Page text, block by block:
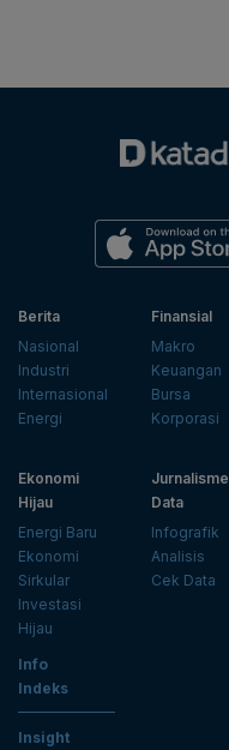
Berita
Nasional
Industri
Internasional
Energi
Finansial
Makro
Keuangan
Bursa
Korporasi
Ekonomi
Hijau
Energi Baru
Ekonomi
Sirkular
Investasi
Hijau
Jurnalisme
Data
Infografik
Analisis
Cek Data
Info
Indeks
Insight